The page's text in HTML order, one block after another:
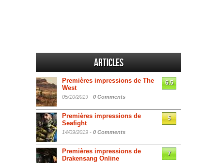
Articles
Premières impressions de The
West
05/10/2019 - 0 Comments
6.5
Premières impressions de
Seafight
14/09/2019 - 0 Comments
5
Premières impressions de
Drakensang Online
7